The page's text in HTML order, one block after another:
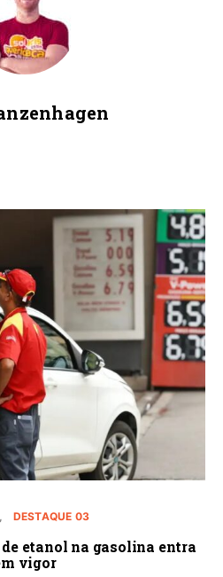
DESTAQUE 03
etanol na gasolina entra
vigor